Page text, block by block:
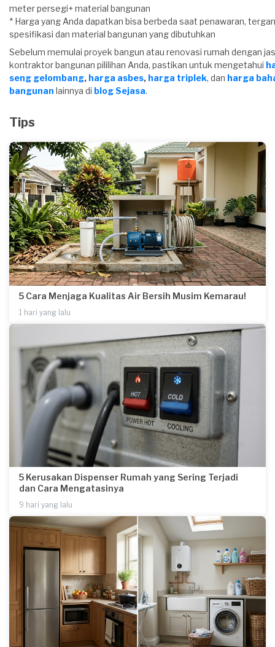
meter persegi+ material bangunan
* Harga yang Anda dapatkan bisa berbeda saat penawaran,
spesifikasi dan material bangunan yang dibutuhkan
Sebelum memulai proyek bangun atau renovasi rumah dengan
kontraktor bangunan pililihan Anda, pastikan untuk mengetahui
seng gelombang, harga asbes, harga triplek, dan harga
bangunan lainnya di blog Sejasa.
Tips
5 Cara Menjaga Kualitas Air Bersih Musim Kemarau!
1 hari yang lalu
5 Kerusakan Dispenser Rumah yang Sering Terjadi
dan Cara Mengatasinya
9 hari yang lalu